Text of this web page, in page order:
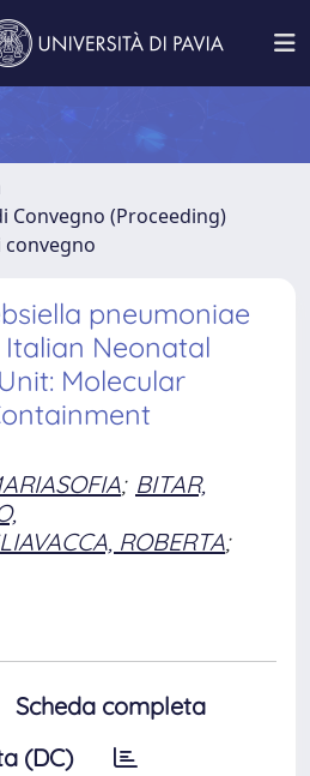
Convegno (Proceeding)
convegno
pneumoniae
Neonatal
Molecular
; BITAR,
ROBERTA;
Scheda completa
(DC)